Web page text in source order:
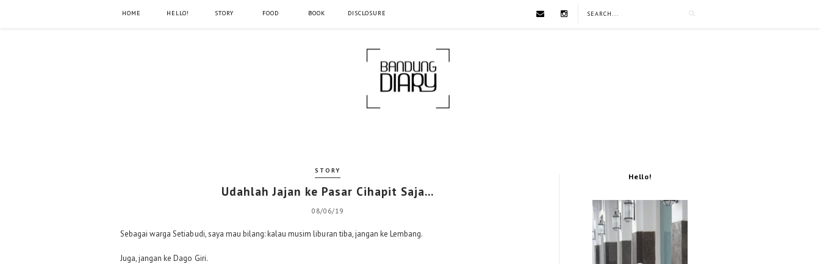
HOME HELLO! STORY FOOD BOOK DISCLOSURE
STORY
Udahlah Jajan ke Pasar Cihapit Saja...
08/06/19
Sebagai warga Setiabudi, saya mau bilang: kalau musim liburan tiba, jangan ke Lembang.
Juga, jangan ke Dago Giri.
Hello!